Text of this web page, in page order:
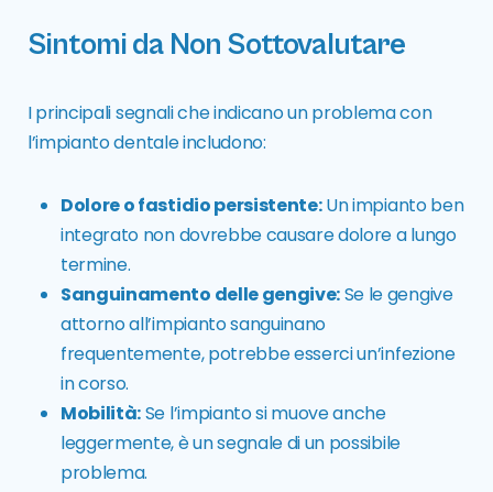
Sintomi da Non Sottovalutare
I principali segnali che indicano un problema con
l’impianto dentale includono:
Dolore o fastidio persistente:Un impianto ben
integrato non dovrebbe causare dolore a lungo
termine.
Sanguinamento delle gengive:Se le gengive
attorno all’impianto sanguinano
frequentemente, potrebbe esserci un’infezione
in corso.
Mobilità:Se l’impianto si muove anche
leggermente, è un segnale di un possibile
problema.